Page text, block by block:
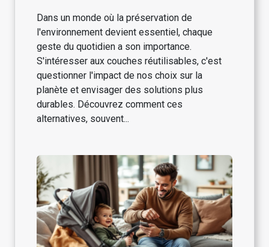
Dans un monde où la préservation de
l'environnement devient essentiel, chaque
geste du quotidien a son importance.
S'intéresser aux couches réutilisables, c'est
questionner l'impact de nos choix sur la
planète et envisager des solutions plus
durables. Découvrez comment ces
alternatives, souvent...